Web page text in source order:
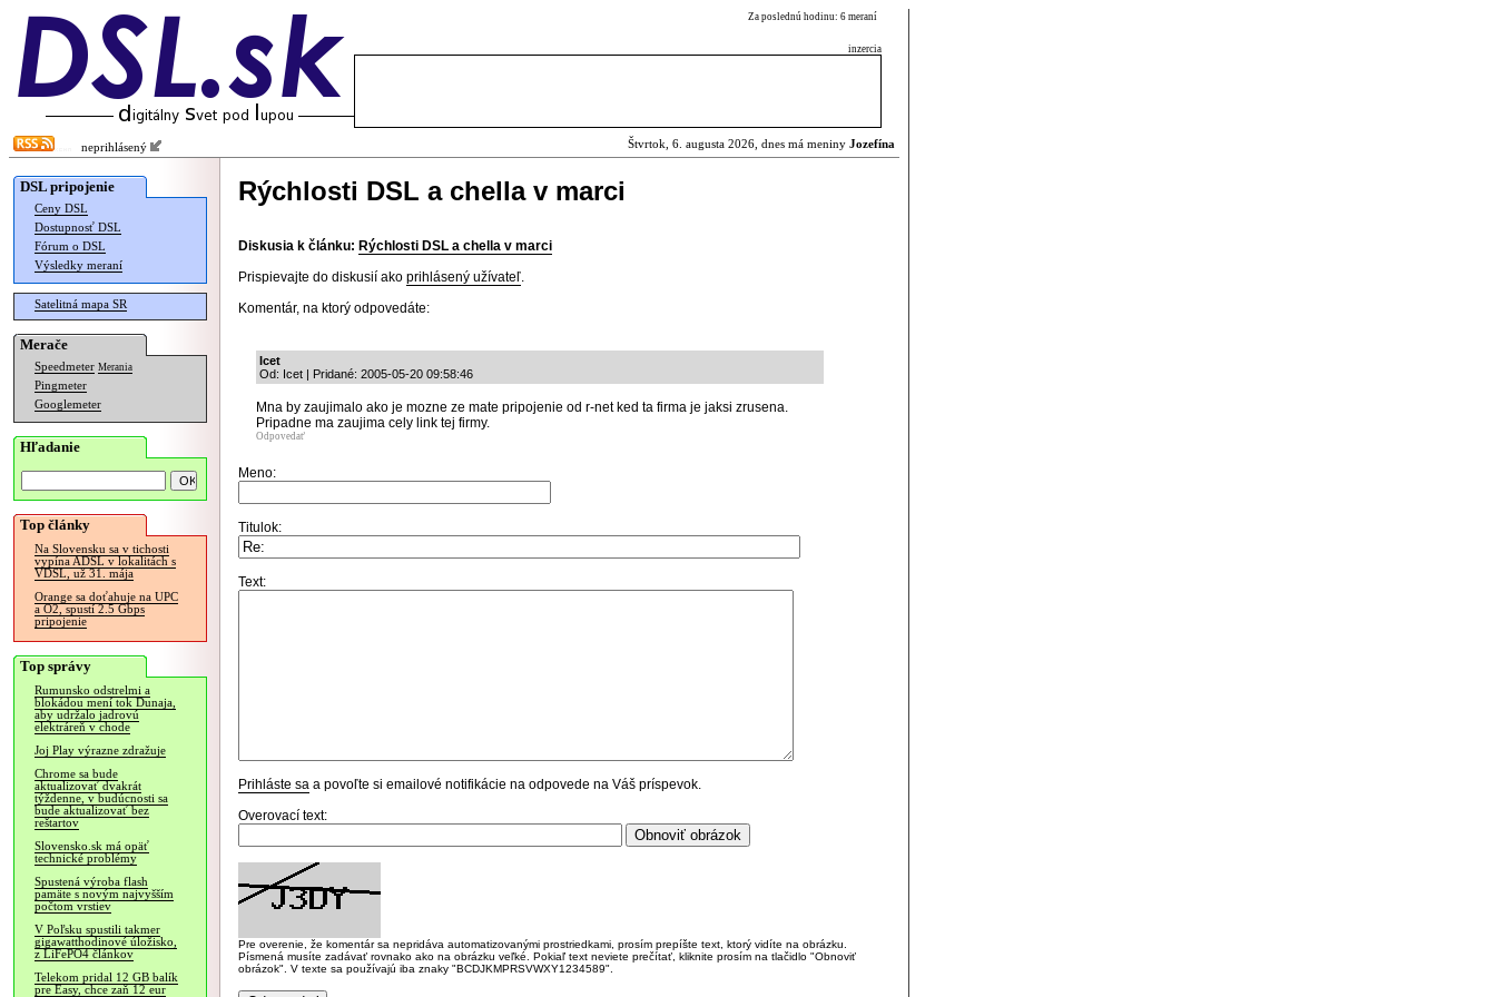
Za poslednú hodinu: 6 meraní
inzercia
neprihlásený Štvrtok, 6. augusta 2026, dnes má meniny Jozefína
DSL pripojenie
Ceny DSL
Dostupnosť DSL
Fórum o DSL
Výsledky meraní
Satelitná mapa SR
Merače
Speedmeter Merania
Pingmeter
Googlemeter
Hľadanie
Top články
Na Slovensku sa v tichosti
vypína ADSL v lokalitách s
VDSL, už 31. mája
Orange sa doťahuje na UPC
a O2, spustí 2.5 Gbps
pripojenie
Top správy
Rumunsko odstrelmi a
blokádou mení tok Dunaja,
aby udržalo jadrovú
elektráreň v chode
Joj Play výrazne zdražuje
Chrome sa bude
aktualizovať dvakrát
týždenne, v budúcnosti sa
bude aktualizovať bez
reštartov
Slovensko.sk má opäť
technické problémy
Spustená výroba flash
pamäte s novým najvyšším
počtom vrstiev
V Poľsku spustili takmer
gigawatthodinové úložisko,
z LiFePO4 článkov
Telekom pridal 12 GB balík
pre Easy, chce zaň 12 eur
Rýchlosti DSL a chella v marci
Diskusia k článku: Rýchlosti DSL a chella v marci
Prispievajte do diskusií ako prihlásený užívateľ.
Komentár, na ktorý odpovedáte:
Icet
Od: Icet | Pridané: 2005-05-20 09:58:46
Mna by zaujimalo ako je mozne ze mate pripojenie od r-net ked ta firma je jaksi zrusena.
Pripadne ma zaujima cely link tej firmy.
Odpovedať
Meno:
Titulok:
Text:
Prihláste sa a povoľte si emailové notifikácie na odpovede na Váš príspevok.
Overovací text:
Pre overenie, že komentár sa nepridáva automatizovanými prostriedkami, prosím prepíšte text, ktorý vidíte na obrázku.
Písmená musíte zadávať rovnako ako na obrázku veľké. Pokiaľ text neviete prečítať, kliknite prosím na tlačidlo "Obnoviť
obrázok". V texte sa používajú iba znaky "BCDJKMPRSVWXY1234589".